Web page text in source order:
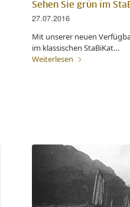
Sehen Sie grün im
27.07.2016
Mit unserer neuen
im klassischen StaBiKat…
Weiterlesen